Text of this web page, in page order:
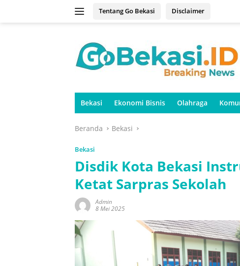
Tentang Go Bekasi Disclaimer
Bekasi Ekonomi Bisnis Olahraga
Beranda Bekasi
Bekasi
Disdik Kota Bekasi
Ketat Sarpras Sekolah
Admin
8 Mei 2025